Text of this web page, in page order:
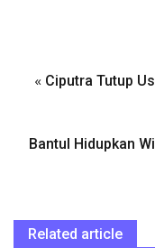
« Ciputra Tutup
Bantul Hidupkan
Related article